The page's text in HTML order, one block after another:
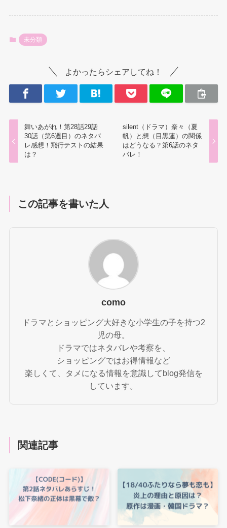
未分類
よかったらシェアしてね！
舞いあがれ！第28話29話
30話（第6週目）のネタバ
レ感想！飛行テストの結果
は？
silent（ドラマ）奈々（夏
帆）と想（目黒蓮）の関係
はどうなる？第6話のネタ
バレ！
この記事を書いた人
como
ドラマとショッピング大好きな小学生の子を持つ2
児の母。
ドラマではネタバレや考察を、
ショッピングではお得情報など
楽しくて、タメになる情報を意識してblog発信を
しています。
関連記事